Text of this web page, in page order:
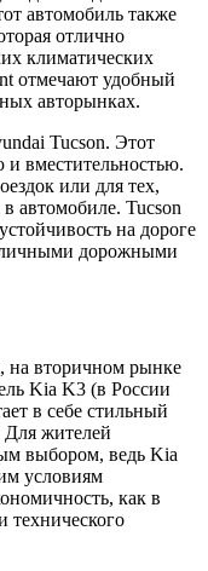
автомобиль также
отлично
климатических
отмечают удобный
авторынках.
Tucson. Этот
и вместительностью.
или для тех,
автомобиле. Tucson
на дороге
дорожными
на вторичном рынке
Kia K3 (в России
в себе стильный
Для жителей
выбором, ведь Kia
условиям
как в
технического